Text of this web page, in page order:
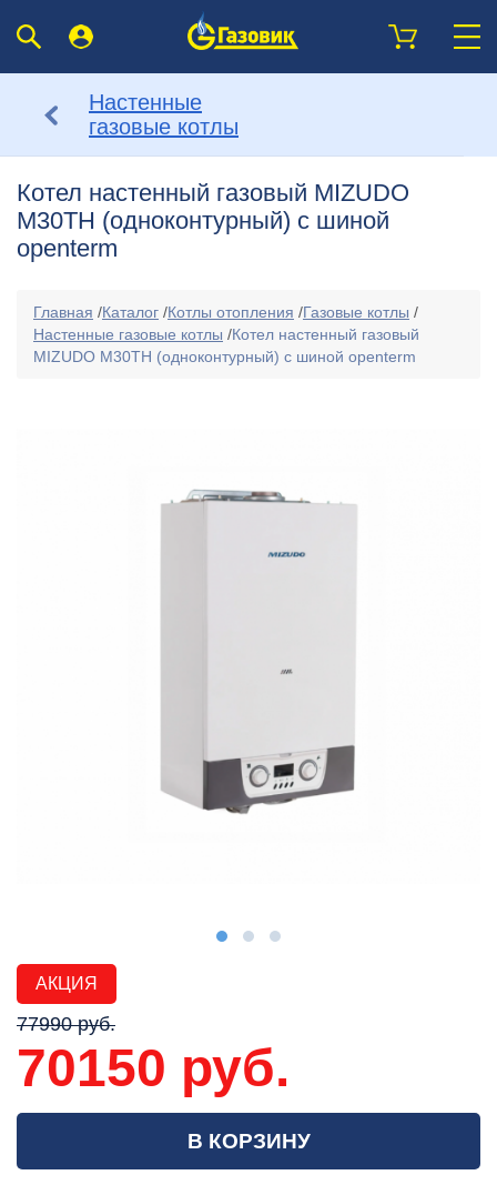
Настенные
газовые котлы
Котел настенный газовый MIZUDO
M30ТH (одноконтурный) с шиной
openterm
Главная /Каталог /Котлы отопления /Газовые котлы /
Настенные газовые котлы /Котел настенный газовый
MIZUDO M30ТH (одноконтурный) с шиной openterm
АКЦИЯ
77990 руб.
70150 руб.
В КОРЗИНУ